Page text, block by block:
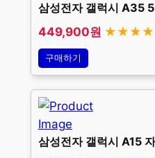
삼성전자 갤럭시 A35
449,900원
구매하기
삼성전자 갤럭시 A15